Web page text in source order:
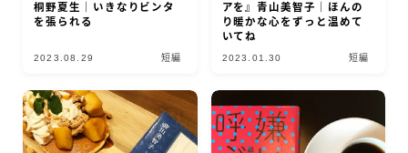
桐野夏生｜いきなりビンタ
を張られる
2023.08.29 短編
アを』青山美智子｜ほんの
り暖かな心をずっと温めて
いてね
2023.01.30 短編